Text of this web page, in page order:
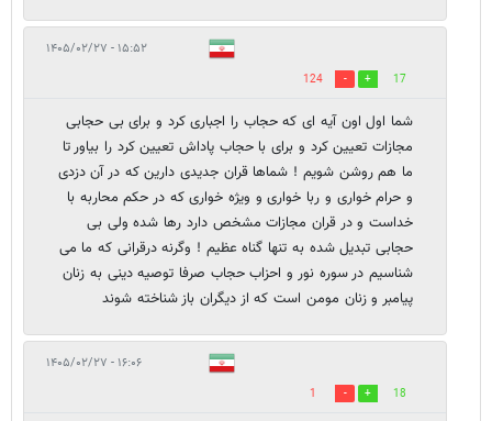
۱۵:۵۲ - ۱۴۰۵/۰۲/۲۷
17
124
شما اول اون آیه ای که حجاب را اجباری کرد و برای بی حجابی
مجازات تعیین کرد و برای با حجاب پاداش تعیین کرد را بیاور تا
ما هم روشن شویم ! شماها قران جدیدی دارین که در آن دزدی
و حرام خواری و ربا خواری و ویژه خواری که در حکم محاربه با
خداست و در قران مجازات مشخص دارد رها شده ولی بی
حجابی تبدیل شده به تنها گناه عظیم ! وگرنه درقرانی که ما می
شناسیم در سوره نور و احزاب حجاب صرفا توصیه دینی به زنان
پیامبر و زنان مومن است که از دیگران باز شناخته شوند
۱۶:۰۶ - ۱۴۰۵/۰۲/۲۷
18
1